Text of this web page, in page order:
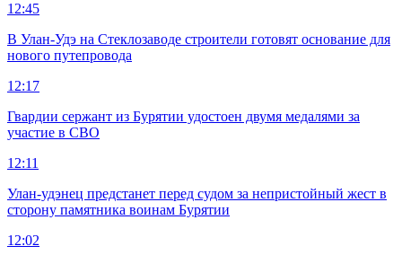
12:45
В Улан-Удэ на Стеклозаводе строители готовят основание для
нового путепровода
12:17
Гвардии сержант из Бурятии удостоен двумя медалями за
участие в СВО
12:11
Улан-удэнец предстанет перед судом за непристойный жест в
сторону памятника воинам Бурятии
12:02